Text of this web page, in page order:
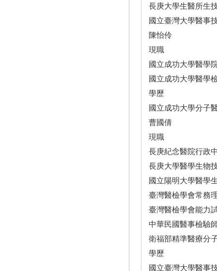
長庚大學生醫所生
國立臺灣大學醫事
陳怡伶
現職
國立成功大學醫學
國立成功大學醫學
學歷
國立成功大學分子
曹國倩
現職
長庚紀念醫院行政
長庚大學醫學生物
國立陽明大學醫學
臺灣醫檢學會常務
臺灣醫檢學會能力
中華民國醫事檢驗
衛福部精準醫療分
學歷
國立臺灣大學醫事